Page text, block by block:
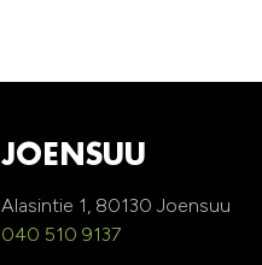
JOENSUU
Alasintie 1, 80130 Joensuu
040 510 9137